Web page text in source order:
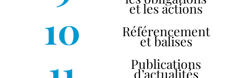
et les actions
10 Référencement
et balises
Publications
d’actualités